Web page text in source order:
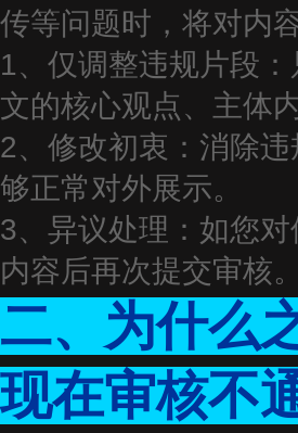
传等问题时，将对内
1、仅调整违规片段
文的核心观点、主体
2、修改初衷：消除
够正常对外展示。
3、异议处理：如您
内容后再次提交审核。
二、为什么
现在审核不